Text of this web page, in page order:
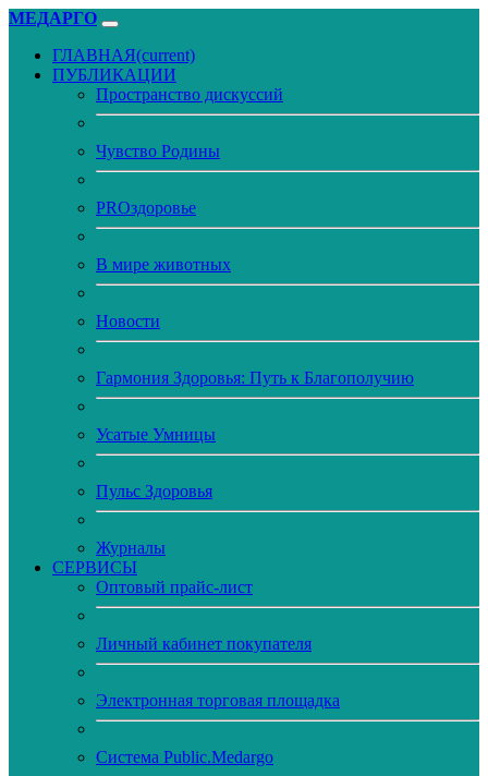
МЕДАРГО
ГЛАВНАЯ(current)
ПУБЛИКАЦИИ
Пространство дискуссий
Чувство Родины
PROздоровье
В мире животных
Новости
Гармония Здоровья: Путь к Благополучию
Усатые Умницы
Пульс Здоровья
Журналы
CЕРВИСЫ
Оптовый прайс-лист
Личный кабинет покупателя
Электронная торговая площадка
Система Public.Medargo